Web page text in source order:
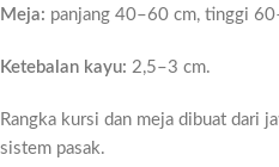
Meja: panjang 40–60 cm, tinggi
Ketebalan kayu: 2,5–3 cm.
Rangka kursi dan meja dibuat dari
sistem pasak.